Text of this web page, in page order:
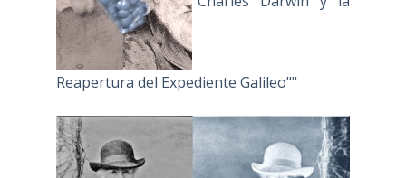
Reapertura del Expediente Galileo""